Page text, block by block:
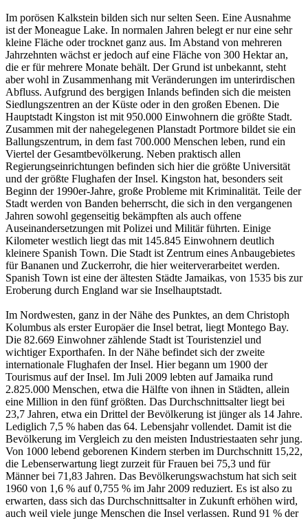
Im porösen Kalkstein bilden sich nur selten Seen. Eine Ausnahme
ist der Moneague Lake. In normalen Jahren belegt er nur eine sehr
kleine Fläche oder trocknet ganz aus. Im Abstand von mehreren
Jahrzehnten wächst er jedoch auf eine Fläche von 300 Hektar an,
die er für mehrere Monate behält. Der Grund ist unbekannt, steht
aber wohl in Zusammenhang mit Veränderungen im unterirdischen
Abfluss. Aufgrund des bergigen Inlands befinden sich die meisten
Siedlungszentren an der Küste oder in den großen Ebenen. Die
Hauptstadt Kingston ist mit 950.000 Einwohnern die größte Stadt.
Zusammen mit der nahegelegenen Planstadt Portmore bildet sie ein
Ballungszentrum, in dem fast 700.000 Menschen leben, rund ein
Viertel der Gesamtbevölkerung. Neben praktisch allen
Regierungseinrichtungen befinden sich hier die größte Universität
und der größte Flughafen der Insel. Kingston hat, besonders seit
Beginn der 1990er-Jahre, große Probleme mit Kriminalität. Teile der
Stadt werden von Banden beherrscht, die sich in den vergangenen
Jahren sowohl gegenseitig bekämpften als auch offene
Auseinandersetzungen mit Polizei und Militär führten. Einige
Kilometer westlich liegt das mit 145.845 Einwohnern deutlich
kleinere Spanish Town. Die Stadt ist Zentrum eines Anbaugebietes
für Bananen und Zuckerrohr, die hier weiterverarbeitet werden.
Spanish Town ist eine der ältesten Städte Jamaikas, von 1535 bis zur
Eroberung durch England war sie Inselhauptstadt.
Im Nordwesten, ganz in der Nähe des Punktes, an dem Christoph
Kolumbus als erster Europäer die Insel betrat, liegt Montego Bay.
Die 82.669 Einwohner zählende Stadt ist Touristenziel und
wichtiger Exporthafen. In der Nähe befindet sich der zweite
internationale Flughafen der Insel. Hier begann um 1900 der
Tourismus auf der Insel. Im Juli 2009 lebten auf Jamaika rund
2.825.000 Menschen, etwa die Hälfte von ihnen in Städten, allein
eine Million in den fünf größten. Das Durchschnittsalter liegt bei
23,7 Jahren, etwa ein Drittel der Bevölkerung ist jünger als 14 Jahre.
Lediglich 7,5 % haben das 64. Lebensjahr vollendet. Damit ist die
Bevölkerung im Vergleich zu den meisten Industriestaaten sehr jung.
Von 1000 lebend geborenen Kindern sterben im Durchschnitt 15,22,
die Lebenserwartung liegt zurzeit für Frauen bei 75,3 und für
Männer bei 71,83 Jahren. Das Bevölkerungswachstum hat sich seit
1960 von 1,6 % auf 0,755 % im Jahr 2009 reduziert. Es ist also zu
erwarten, dass sich das Durchschnittsalter in Zukunft erhöhen wird,
auch weil viele junge Menschen die Insel verlassen. Rund 91 % der